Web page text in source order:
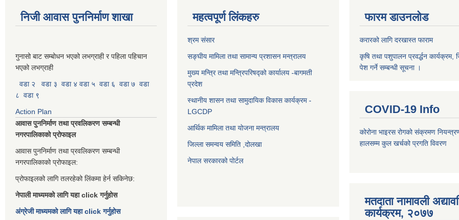
निजी आवास पुननिर्माण शाखा
गुनासो बाट सम्बोधन भएको लभग्राही र पहिला पहिचान
भएको लभग्राही
वडा २
वडा ३ वडा ४ वडा ५ वडा ६ वडा ७ वडा
८ वडा ९
Action Plan
आवास पुननिर्माण तथा प्रवलिकरण सम्बन्धी
नगरपालिकाको प्रोफाइल
आवास पुननिर्माण तथा प्रवलिकरण सम्बन्धी
नगरपालिकाको प्रोफाइल:
प्रोफाइलको लागि तलरहेको लिंकमा हेर्न सकिनेछ:
नेपाली माध्यमको लागि यहा click गर्नुहोस
अंग्रेजी माध्यमको लागि यहा click गर्नुहोस
महत्वपूर्ण लिंकहरु
श्रम संसार
सङ्घीय मामिला तथा सामान्य प्रशासन मन्त्रालय
मुख्य मन्त्रि तथा मन्त्रिपरिषद्को कार्यालय -बागमती
प्रदेश
स्थानीय शासन तथा सामुदायिक विकास कार्यक्रम -
LGCDP
आर्थिक मामिला तथा योजना मन्त्रालय
जिल्ला समन्वय समिति ,दोलखा
नेपाल सरकारको पोर्टल
फारम डाउनलोड
करारको लागि दरखास्त फाराम
कृषि तथा पशुपालन प्रवर्द्धन कार्यक्रम,
पेश गर्ने सम्बन्धी सूचना ।
COVID-19 Info
कोरोना भाइरस रोगको संक्रमण
हालसम्म कुल खर्चको प्रगति विवरण
मतदाता नामावली
कार्यक्रम, २०७७